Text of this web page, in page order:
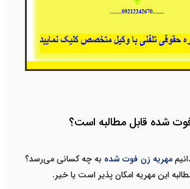
شده قابل مطالبه است؟
مهریه زن فوت شده به چه کسانی می‌رسد؟
این مهریه امکان پذیر است یا خیر.